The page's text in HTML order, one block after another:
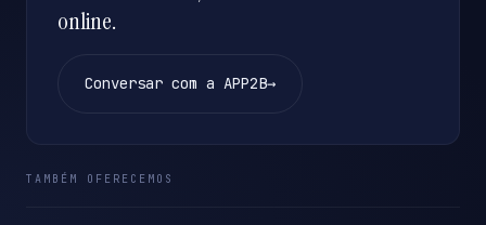
online.
Conversar com a APP2B→
TAMBÉM OFERECEMOS